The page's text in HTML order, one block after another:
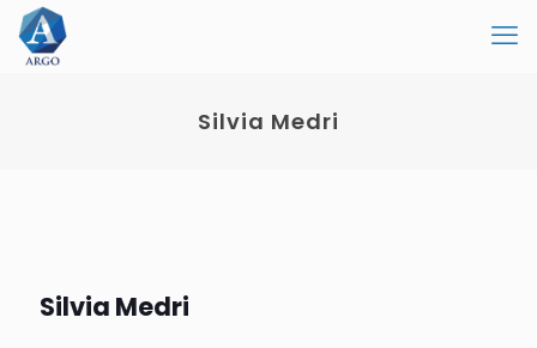
Silvia Medri
Silvia Medri